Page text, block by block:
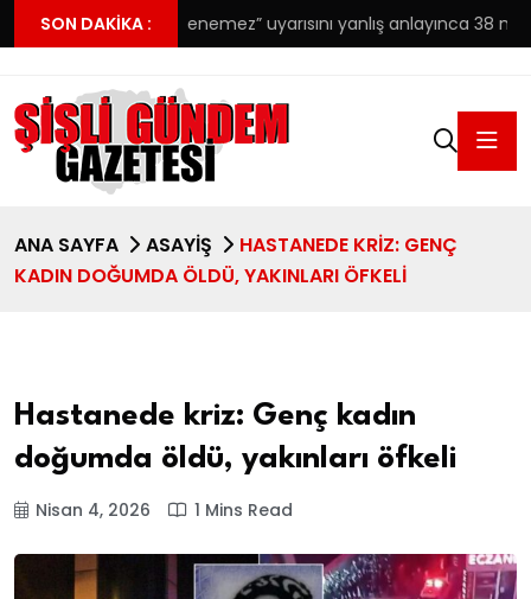
SON DAKIKA :
“Ödenemez” uyarısını yanlış anlayınca 38 milyonu çöpe
ANA SAYFA ASAYIŞ
HASTANEDE KRIZ: GENÇ
KADIN DOĞUMDA ÖLDÜ, YAKINLARI ÖFKELI
Hastanede kriz: Genç kadın
doğumda öldü, yakınları öfkeli
Nisan 4, 2026 1 Mins Read